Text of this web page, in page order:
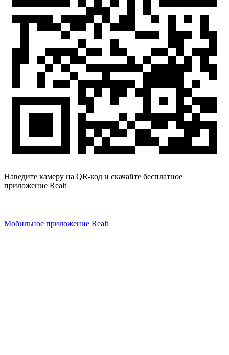
Наведите камеру на QR-код и скачайте бесплатное
приложение Realt
Мобильное приложение Realt